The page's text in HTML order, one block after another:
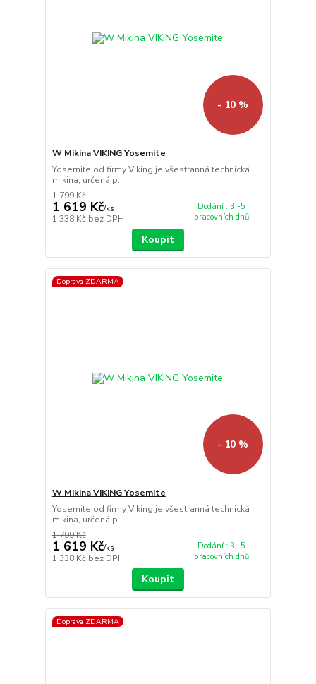
- 10 %
W Mikina VIKING Yosemite
Yosemite od firmy Viking je všestranná technická
mikina, určená p...
1 799 Kč
1 619 Kč/ks
1 338 Kč bez DPH
Dodání : 3 -5
pracovních dnů
Koupit
Doprava ZDARMA
- 10 %
W Mikina VIKING Yosemite
Yosemite od firmy Viking je všestranná technická
mikina, určená p...
1 799 Kč
1 619 Kč/ks
1 338 Kč bez DPH
Dodání : 3 -5
pracovních dnů
Koupit
Doprava ZDARMA